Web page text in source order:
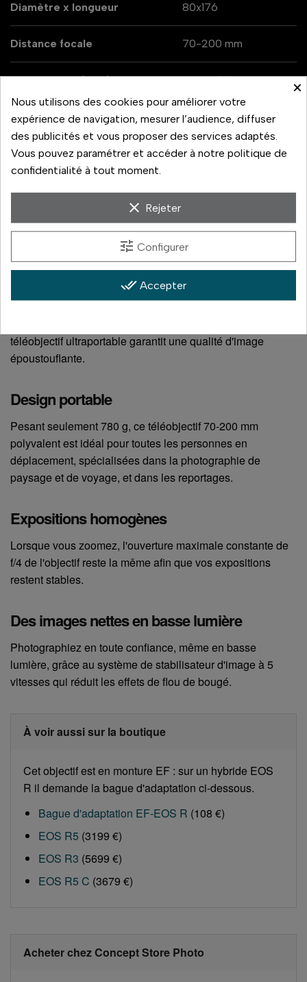
Diamètre x longueur 80x176
Distance focale 70-200 mm
Monture d'objectif Canon EF
Stabilisation de l'objectif
Stabilisation optique
Poids
Le téléobjectif professionnel ultraportable
stabilisé
téléobjectif ultraportable garantit une qualité d'image
époustouflante.
Design portable
Pesant seulement 780 g, ce téléobjectif 70-200 mm
polyvalent est idéal pour toutes les personnes en
déplacement, spécialisées dans la photographie de
paysage et de voyage, et dans les reportages.
Expositions homogènes
Lorsque vous zoomez, l'ouverture maximale constante de
f/4 de l'objectif reste la même afin que vos expositions
restent stables.
Des images nettes en basse lumière
Photographiez en toute confiance, même en basse
lumière, grâce au système de stabilisateur d'image à 5
vitesses qui réduit les effets de flou de bougé.
À voir aussi sur la boutique
Cet objectif est en monture EF : sur un hybride EOS
R il demande la bague d'adaptation ci-dessous.
Bague d'adaptation EF-EOS R (108 €)
EOS R5 (3199 €)
EOS R3 (5699 €)
EOS R5 C (3679 €)
Acheter chez Concept Store Photo
×
Nous utilisons des cookies pour améliorer votre
expérience de navigation, mesurer l’audience, diffuser
des publicités et vous proposer des services adaptés.
Vous pouvez paramétrer et accéder à notre politique de
confidentialité à tout moment.
clear Rejeter
tune Configurer
done_all Accepter